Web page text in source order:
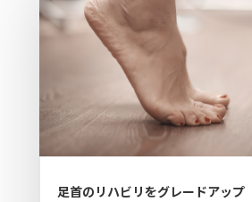
足首のリハビリをグレードアップ